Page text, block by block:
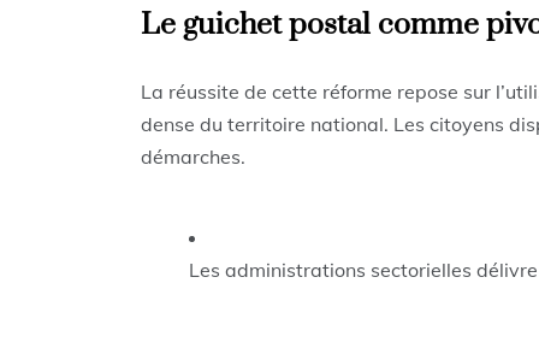
Le guichet postal comme
La réussite de cette réforme repose sur
dense du territoire national. Les citoyens
démarches.
Les administrations sectorielles